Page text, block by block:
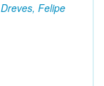
Dreves, Felipe